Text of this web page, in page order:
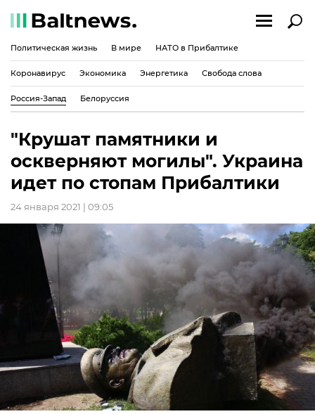
Политическая жизнь В мире НАТО в Прибалтике
Коронавирус Экономика Энергетика Свобода слова
Россия-Запад Белоруссия
"Крушат памятники и
оскверняют могилы". Украина
идет по стопам Прибалтики
24 января 2021 | 09:05